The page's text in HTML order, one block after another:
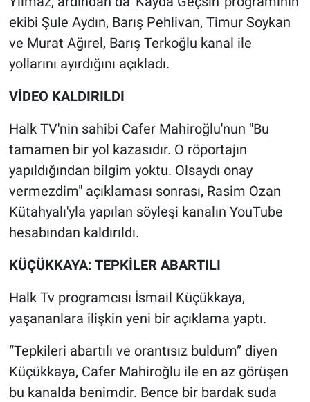
ekibi Şule Aydın, Barış Pehlivan, Timur Soykan
ve Murat Ağırel, Barış Terkoğlu kanal ile
yollarını ayırdığını açıkladı.
VİDEO KALDIRILDI
Halk TV'nin sahibi Cafer Mahiroğlu'nun "Bu
tamamen bir yol kazasıdır. O röportajın
yapıldığından bilgim yoktu. Olsaydı onay
vermezdim" açıklaması sonrası, Rasim Ozan
Kütahyalı'yla yapılan söyleşi kanalın YouTube
hesabından kaldırıldı.
KÜÇÜKKAYA: TEPKİLER ABARTILI
Halk Tv programcısı İsmail Küçükkaya,
yaşananlara ilişkin yeni bir açıklama yaptı.
“Tepkileri abartılı ve orantısız buldum” diyen
Küçükkaya, Cafer Mahiroğlu ile en az görüşen
bu kanalda benimdir. Bence bir bardak suda
Koronavirüs
Kültür Sanat
Nedir
Popüler
Programlar
Sağlık
Spor
Teknoloji
Türkiye'nin Gündemi